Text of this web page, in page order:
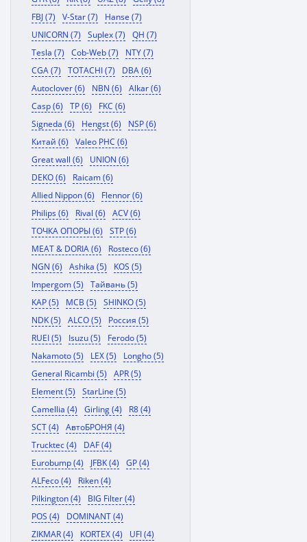
FBJ (7)
V-Star (7)
Hanse (7)
UNICORN (7)
Suplex (7)
QH (7)
Tesla (7)
Cob-Web (7)
NTY (7)
CGA (7)
TOTACHI (7)
DBA (6)
Autoclover (6)
NBN (6)
Alkar (6)
Casp (6)
TP (6)
FKC (6)
Signeda (6)
Hengst (6)
NSP (6)
Китай (6)
Valeo PHC (6)
Great wall (6)
UNION (6)
DEKO (6)
Raicam (6)
Allied Nippon (6)
Flennor (6)
Philips (6)
Rival (6)
ACV (6)
ТОЧКА ОПОРЫ (6)
STP (6)
MEAT & DORIA (6)
Rosteco (6)
NGN (6)
Ashika (5)
KOS (5)
Impergom (5)
Тайвань (5)
KAP (5)
MCB (5)
SHINKO (5)
NDK (5)
ALCO (5)
Россия (5)
RUEI (5)
Isuzu (5)
Ferodo (5)
Nakamoto (5)
LEX (5)
Longho (5)
General Ricambi (5)
APR (5)
Element (5)
StarLine (5)
Camellia (4)
Girling (4)
R8 (4)
SCT (4)
АвтоБРОНЯ (4)
Trucktec (4)
DAF (4)
Eurobump (4)
JFBK (4)
GP (4)
ALFeco (4)
Riken (4)
Pilkington (4)
BIG Filter (4)
POS (4)
DOMINANT (4)
ZIKMAR (4)
KORTEX (4)
UFI (4)